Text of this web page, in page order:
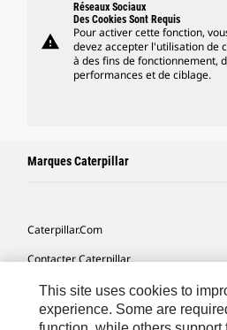
warning
Réseaux Sociaux
Des Cookies Sont Requis
Pour activer cette fonction,
devez accepter l'utilisation de
à des fins de fonctionnement,
performances et de ciblage.
Marques Caterpillar
Caterpillar.com
Contacter Caterpillar
Mes Préférences Marketing
Plan Du Site
This site uses cookies to
experience. Some are